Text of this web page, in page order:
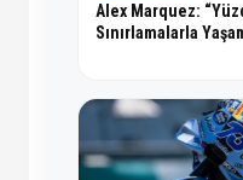
Alex Marquez:
Sınırlamalarla